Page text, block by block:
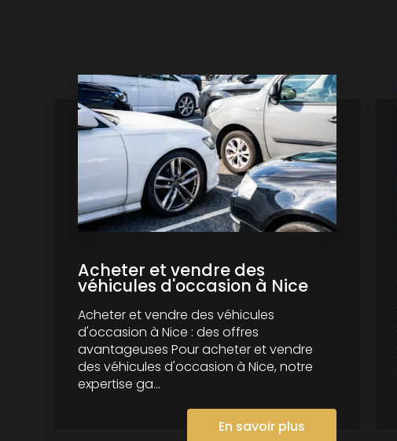
Acheter et vendre des
véhicules d'occasion à Nice
Acheter et vendre des véhicules
d'occasion à Nice : des offres
avantageuses Pour acheter et vendre
des véhicules d'occasion à Nice, notre
expertise ga...
En savoir plus